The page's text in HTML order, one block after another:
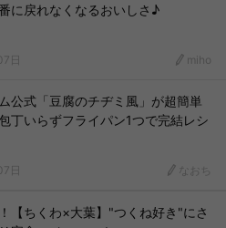
に戻れなくなるおいしさ♪
日 miho
公式「豆腐のチヂミ風」が超簡単
丁いらずフライパン1つで完結レシ
日 なおち
【ちくわ×大葉】"つくね好き"にさ